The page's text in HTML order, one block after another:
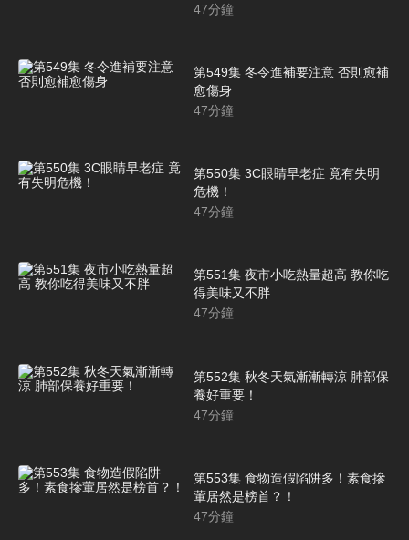
47分鐘
第549集 冬令進補要注意 否則愈補
愈傷身
47分鐘
第550集 3C眼睛早老症 竟有失明
危機！
47分鐘
第551集 夜市小吃熱量超高 教你吃
得美味又不胖
47分鐘
第552集 秋冬天氣漸漸轉涼 肺部保
養好重要！
47分鐘
第553集 食物造假陷阱多！素食摻
葷居然是榜首？！
47分鐘